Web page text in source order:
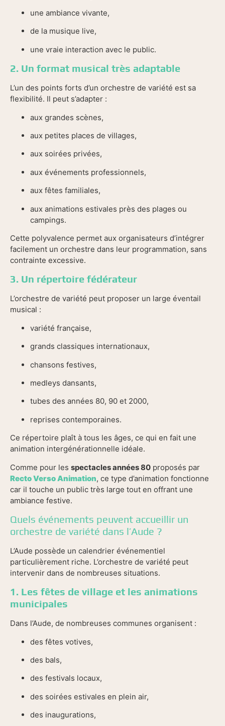
une ambiance vivante,
de la musique live,
une vraie interaction avec le public.
2. Un format musical très adaptable
L’un des points forts d’un orchestre de variété est sa
flexibilité. Il peut s’adapter :
aux grandes scènes,
aux petites places de villages,
aux soirées privées,
aux événements professionnels,
aux fêtes familiales,
aux animations estivales près des plages ou
campings.
Cette polyvalence permet aux organisateurs d’intégrer
facilement un orchestre dans leur programmation, sans
contrainte excessive.
3. Un répertoire fédérateur
L’orchestre de variété peut proposer un large éventail
musical :
variété française,
grands classiques internationaux,
chansons festives,
medleys dansants,
tubes des années 80, 90 et 2000,
reprises contemporaines.
Ce répertoire plaît à tous les âges, ce qui en fait une
animation intergénérationnelle idéale.
Comme pour les spectacles années 80 proposés par
Recto Verso Animation, ce type d’animation fonctionne
car il touche un public très large tout en offrant une
ambiance festive.
Quels événements peuvent accueillir un
orchestre de variété dans l’Aude ?
L’Aude possède un calendrier événementiel
particulièrement riche. L’orchestre de variété peut
intervenir dans de nombreuses situations.
1. Les fêtes de village et les animations
municipales
Dans l’Aude, de nombreuses communes organisent :
des fêtes votives,
des bals,
des festivals locaux,
des soirées estivales en plein air,
des inaugurations,